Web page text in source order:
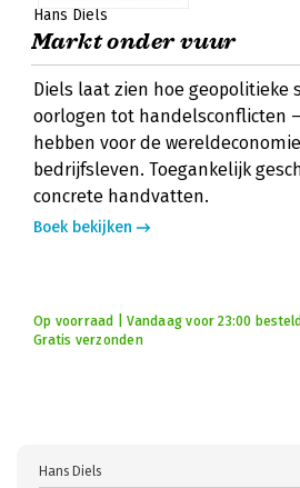
Hans Diels
Markt onder vuur
Diels laat zien hoe geopolitieke
oorlogen tot handelsconflicten
hebben voor de
bedrijfsleven. Toegankelijk
concrete handvatten.
Boek bekijken
Op voorraad | Vandaag voor 23:00
Gratis verzonden
Hans Diels